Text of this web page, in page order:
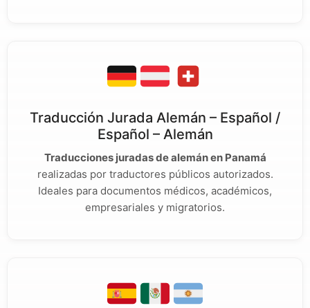
Traducción Jurada Alemán – Español /
Español – Alemán
Traducciones juradas de alemán en Panamá
realizadas por traductores públicos autorizados.
Ideales para documentos médicos, académicos,
empresariales y migratorios.